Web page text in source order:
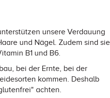
unsere Verdauung
und Nägel. Zudem sind sie
B1 und B6.
bei der Ernte, bei der
kommen. Deshalb
achten.